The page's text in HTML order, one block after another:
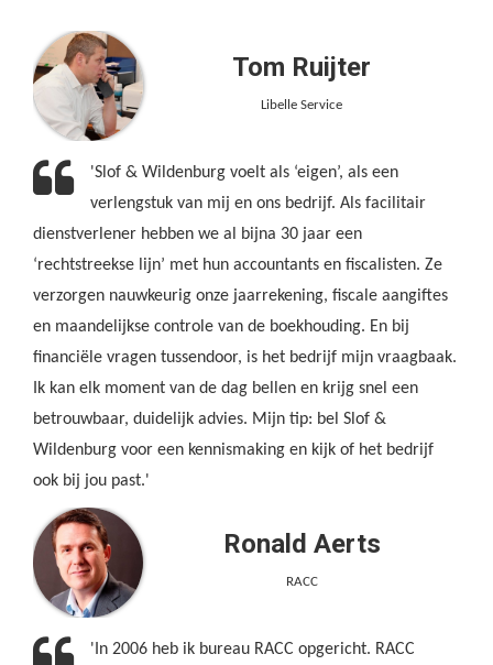
Tom Ruijter
Libelle Service
'Slof & Wildenburg voelt als ‘eigen’, als een
verlengstuk van mij en ons bedrijf. Als facilitair
dienstverlener hebben we al bijna 30 jaar een
‘rechtstreekse lijn’ met hun accountants en fiscalisten. Ze
verzorgen nauwkeurig onze jaarrekening, fiscale aangiftes
en maandelijkse controle van de boekhouding. En bij
financiële vragen tussendoor, is het bedrijf mijn vraagbaak.
Ik kan elk moment van de dag bellen en krijg snel een
betrouwbaar, duidelijk advies. Mijn tip: bel Slof &
Wildenburg voor een kennismaking en kijk of het bedrijf
ook bij jou past.'
Ronald Aerts
RACC
'In 2006 heb ik bureau RACC opgericht. RACC